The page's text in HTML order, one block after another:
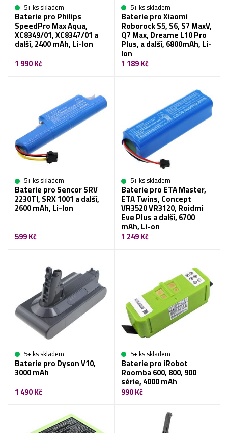
5+ ks skladem
Baterie pro Philips
SpeedPro Max Aqua,
XC8349/01, XC8347/01 a
další, 2400 mAh, Li-Ion
1 990 Kč
5+ ks skladem
Baterie pro Xiaomi
Roborock S5, S6, S7 MaxV,
Q7 Max, Dreame L10 Pro
Plus, a další, 6800mAh, Li-
Ion
1 189 Kč
5+ ks skladem
Baterie pro Sencor SRV
2230TI, SRX 1001 a další,
2600 mAh, Li-Ion
599 Kč
5+ ks skladem
Baterie pro ETA Master,
ETA Twins, Concept
VR3520 VR3120, Roidmi
Eve Plus a další, 6700
mAh, Li-on
1 249 Kč
5+ ks skladem
Baterie pro Dyson V10,
3000 mAh
1 490 Kč
5+ ks skladem
Baterie pro iRobot
Roomba 600, 800, 900
série, 4000 mAh
990 Kč